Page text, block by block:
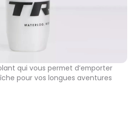
qui vous permet d’emporter
pour vos longues aventures